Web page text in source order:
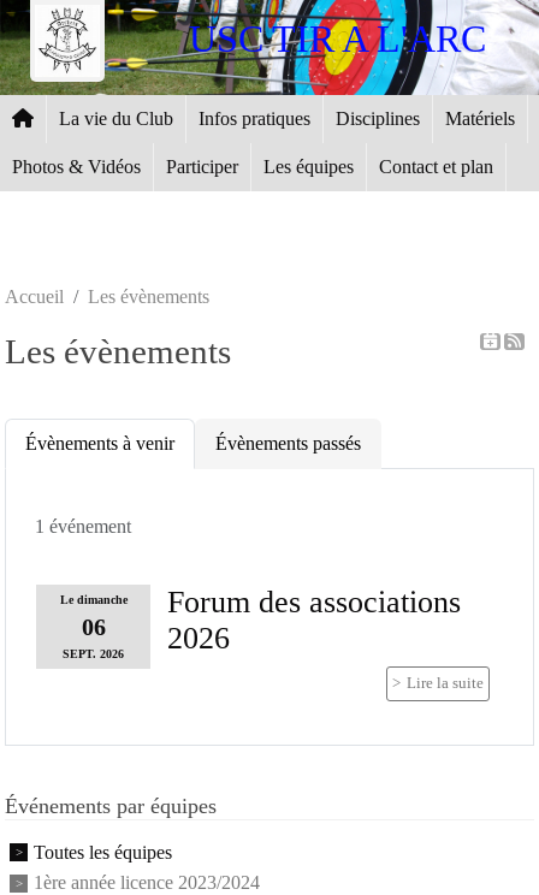
USC TIR A L'ARC
La vie du Club Infos pratiques Disciplines Matériels
Photos & Vidéos Participer Les équipes Contact et plan
Accueil Les évènements
Les évènements
Évènements à venir Évènements passés
1 événement
Ledimanche
06
SEPT. 2026
Forum des associations
2026
Lire la suite
Événements par équipes
Toutes les équipes
1ère année licence 2023/2024
Panneau de gestion des cookies